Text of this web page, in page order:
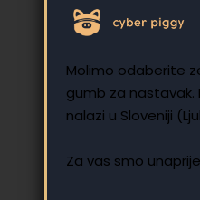
Molimo odaberite
gumb za nastavak.
nalazi u Sloveniji
Za vas smo